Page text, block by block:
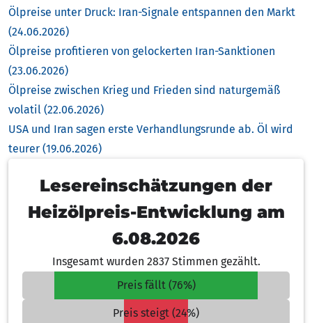
Ölpreise unter Druck: Iran-Signale entspannen den Markt
(24.06.2026)
Ölpreise profitieren von gelockerten Iran-Sanktionen
(23.06.2026)
Ölpreise zwischen Krieg und Frieden sind naturgemäß
volatil (22.06.2026)
USA und Iran sagen erste Verhandlungsrunde ab. Öl wird
teurer (19.06.2026)
Lesereinschätzungen der
Heizölpreis-Entwicklung am
6.08.2026
Insgesamt wurden 2837 Stimmen gezählt.
Preis fällt (76%)
Preis steigt (24%)